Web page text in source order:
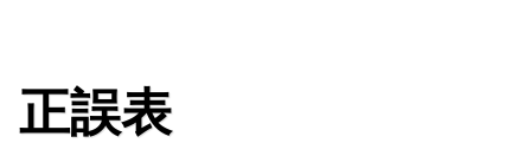
正誤表